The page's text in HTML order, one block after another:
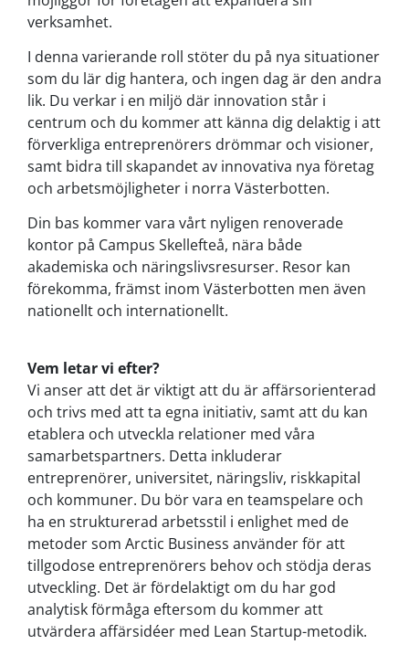
verksamhet.
I denna varierande roll stöter du på nya situationer
som du lär dig hantera, och ingen dag är den andra
lik. Du verkar i en miljö där innovation står i
centrum och du kommer att känna dig delaktig i att
förverkliga entreprenörers drömmar och visioner,
samt bidra till skapandet av innovativa nya företag
och arbetsmöjligheter i norra Västerbotten.
Din bas kommer vara vårt nyligen renoverade
kontor på Campus Skellefteå, nära både
akademiska och näringslivsresurser. Resor kan
förekomma, främst inom Västerbotten men även
nationellt och internationellt.
Vem letar vi efter?
Vi anser att det är viktigt att du är affärsorienterad
och trivs med att ta egna initiativ, samt att du kan
etablera och utveckla relationer med våra
samarbetspartners. Detta inkluderar
entreprenörer, universitet, näringsliv, riskkapital
och kommuner. Du bör vara en teamspelare och
ha en strukturerad arbetsstil i enlighet med de
metoder som Arctic Business använder för att
tillgodose entreprenörers behov och stödja deras
utveckling. Det är fördelaktigt om du har god
analytisk förmåga eftersom du kommer att
utvärdera affärsidéer med Lean Startup-metodik.